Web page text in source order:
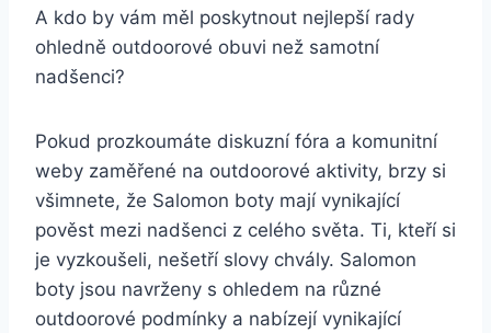
⁣A kdo by⁣ vám měl ‌poskytnout ⁤nejlepší rady
ohledně outdoorové⁣ obuvi než samotní
nadšenci?
Pokud prozkoumáte diskuzní fóra a komunitní
⁣weby zaměřené na outdoorové ⁣aktivity, brzy si
všimnete, že ‌Salomon boty mají vynikající
pověst mezi⁢ nadšenci z celého⁤ světa. Ti, ⁤kteří si
je vyzkoušeli, nešetří ‍slovy chvály.⁢ Salomon
boty ⁤jsou navrženy⁣ s ohledem⁢ na různé⁢
outdoorové podmínky a nabízejí vynikající